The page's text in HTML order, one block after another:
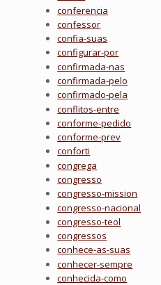
conferencia
confessor
confia-suas
configurar-por
confirmada-nas
confirmada-pelo
confirmado-pela
conflitos-entre
conforme-pedido
conforme-prev
conforti
congrega
congresso
congresso-mission
congresso-nacional
congresso-teol
congressos
conhece-as-suas
conhecer-sempre
conhecida-como